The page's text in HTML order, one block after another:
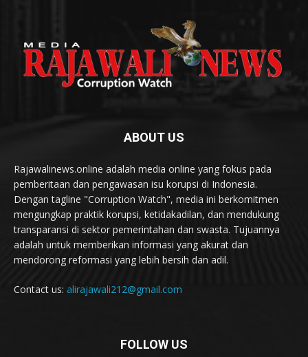
ABOUT US
Rajawalinews.online adalah media online yang fokus pada
pemberitaan dan pengawasan isu korupsi di Indonesia.
Dengan tagline "Corruption Watch", media ini berkomitmen
mengungkap praktik korupsi, ketidakadilan, dan mendukung
transparansi di sektor pemerintahan dan swasta. Tujuannya
adalah untuk memberikan informasi yang akurat dan
mendorong reformasi yang lebih bersih dan adil.
Contact us: alirajawali212@gmail.com
FOLLOW US